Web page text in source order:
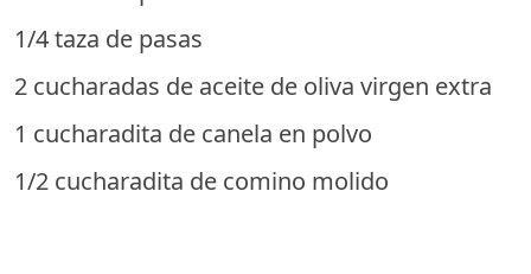
1/4 taza de pasas
2 cucharadas de aceite de oliva virgen extra
1 cucharadita de canela en polvo
1/2 cucharadita de comino molido